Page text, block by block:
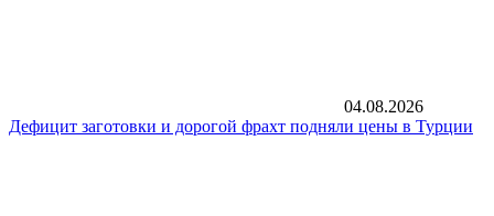
04.08.2026
Дефицит заготовки и дорогой фрахт подняли цены в Турции